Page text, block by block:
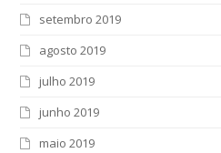
setembro 2019
agosto 2019
julho 2019
junho 2019
maio 2019